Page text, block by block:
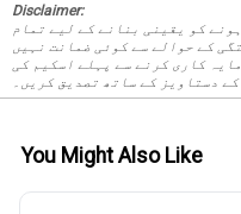
Disclaimer:
کو یقینی بنانے کے لیے تمام
کے حوالے سے کوئی ضمانت نہیں
کاری کرنے سے پہلے اسکیم کی
دستاویز کے ساتھ تصدیق کریں۔
You Might Also Like